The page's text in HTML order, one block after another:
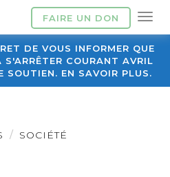
FAIRE UN DON
DE VOUS INFORMER QUE
COURANT AVRIL
SOUTIEN. EN SAVOIR PLUS.
SOCIÉTÉ